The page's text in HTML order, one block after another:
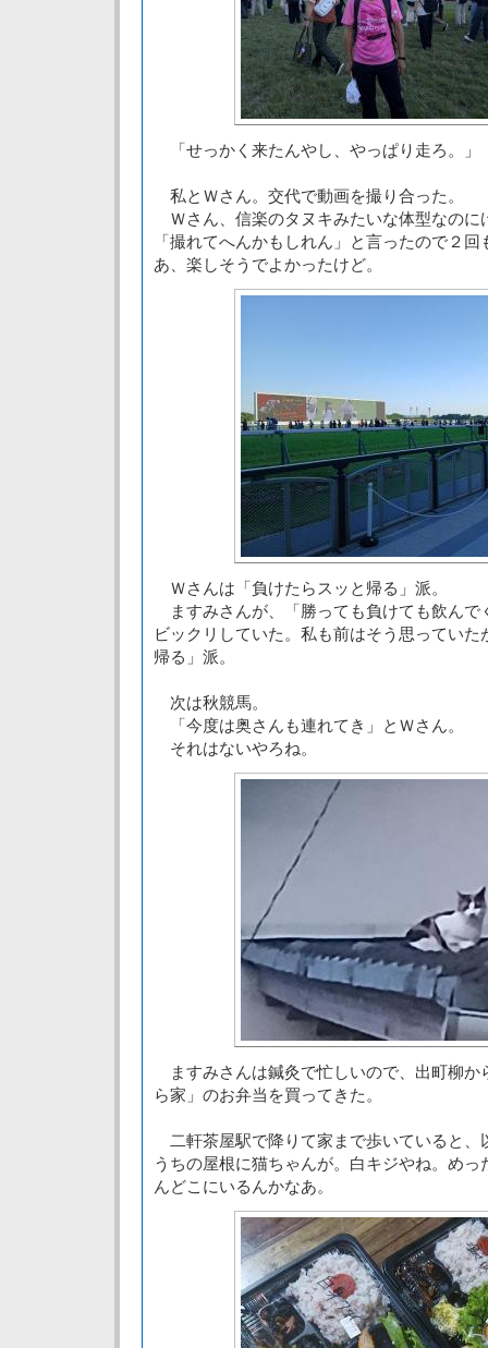
「せっかく来たんやし、やっぱり走ろ。」
私とＷさん。交代で動画を撮り合った。
Ｗさん、信楽のタヌキみたいな体型なのに
「撮れてへんかもしれん」と言ったので２
あ、楽しそうでよかったけど。
Ｗさんは「負けたらスッと帰る」派。
ますみさんが、「勝っても負けても飲んで
ビックリしていた。私も前はそう思ってい
帰る」派。
次は秋競馬。
「今度は奥さんも連れてき」とＷさん。
それはないやろね。
ますみさんは鍼灸で忙しいので、出町柳か
ら家」のお弁当を買ってきた。
二軒茶屋駅で降りて家まで歩いていると、
うちの屋根に猫ちゃんが。白キジやね。め
んどこにいるんかなあ。